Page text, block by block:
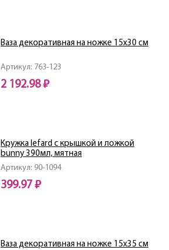
Артикул: 763-123
Ваза декоративная на ножке 15х30 см
2 192.98 ₽
Артикул: 90-1094
Кружка lefard с крышкой и ложкой
bunny 390мл, мятная
399.97 ₽
Ваза декоративная на ножке 15х35 см